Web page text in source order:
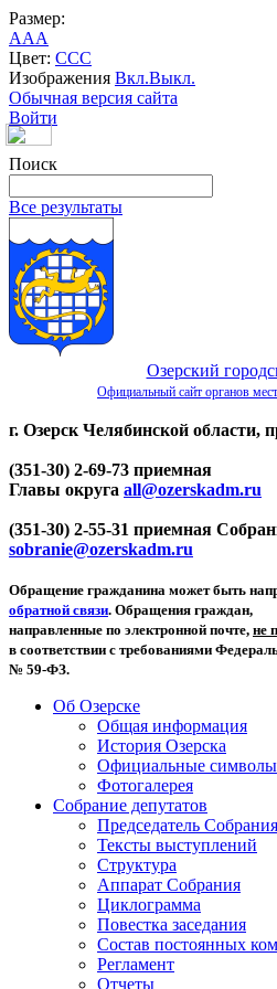
Размер:
AAA
Цвет: CCC
Изображения Вкл.Выкл.
Обычная версия сайта
Войти
Поиск
Все результаты
Озерский
Официальный сайт органов
г. Озерск Челябинской области,
(351-30) 2-69-73 приемная
Главы округа all@ozerskadm.ru
(351-30) 2-55-31 приемная
sobranie@ozerskadm.ru
Обращение гражданина может быть
обратной связи. Обращения граждан,
направленные по электронной почте, не
в соответствии с требованиями
№ 59-ФЗ.
Об Озерске
Общая информация
История Озерска
Официальные символы
Фотогалерея
Собрание депутатов
Председатель
Тексты выступлений
Структура
Аппарат Собрания
Циклограмма
Повестка заседания
Состав постоянных
Регламент
Отчеты